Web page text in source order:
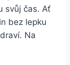
svůj čas. Ať
bez lepku
Na